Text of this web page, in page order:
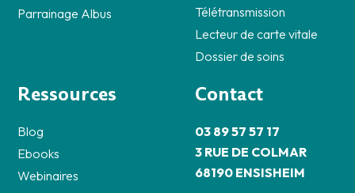
Parrainage Albus
Télétransmission
Lecteur de carte vitale
Dossier de soins
Ressources
Blog
Ebooks
Webinaires
Contact
03 89 57 57 17
3 RUE DE COLMAR
68190 ENSISHEIM